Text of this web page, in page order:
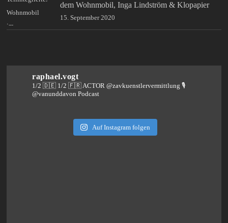
dem Wohnmobil, Inga Lindström & Klopapier
15. September 2020
raphael.vogt
1/2 🇩🇪 1/2 🇫🇷 ACTOR @zavkuenstlervermittlung🎙️
@vanunddavon Podcast
Auf Instagram folgen